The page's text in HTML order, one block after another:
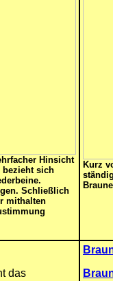
Hinsicht
bezieht sich
Schließlich
mithalten
Kurz
das